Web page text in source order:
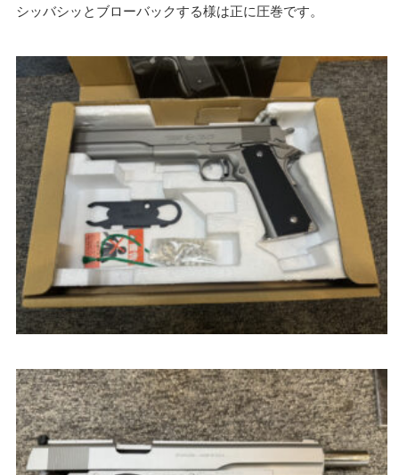
シッバシッとブローバックする様は正に圧巻です。